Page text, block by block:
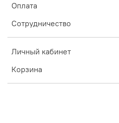
Оплата
Сотрудничество
Личный кабинет
Корзина